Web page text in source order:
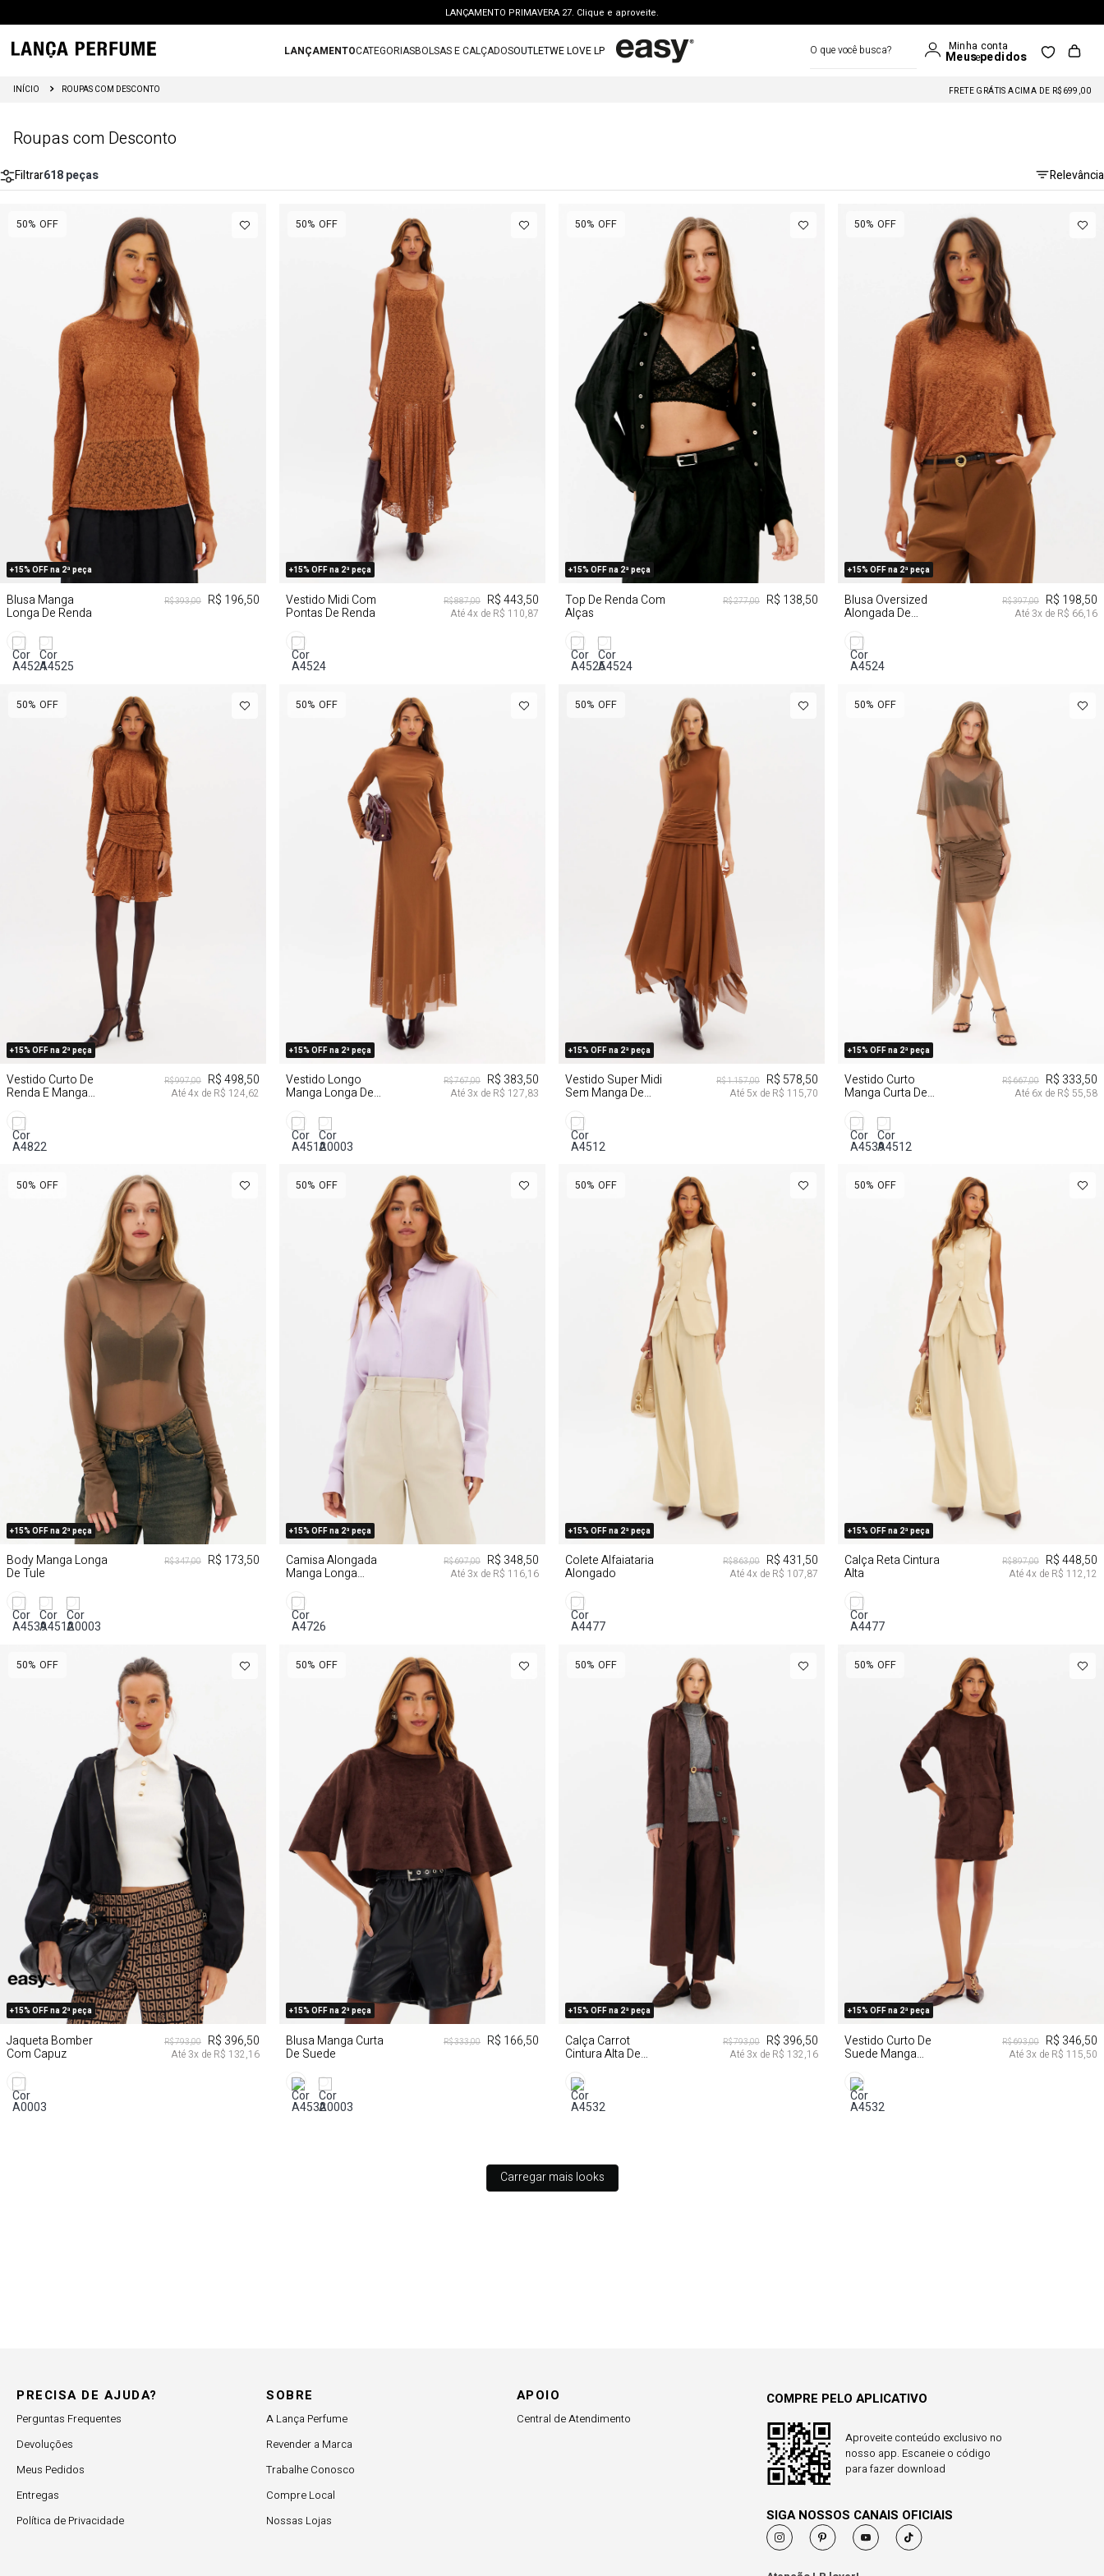
LANÇAMENTO PRIMAVERA 27. Clique e aproveite.
PERSONAL SHOPPER | garanta benefícios exclusivos. CONSULTAR >
FRETE GRÁTIS | a partir de R$ 699. APROVEITAR >
LANÇAMENTOCATEGORIASBOLSAS E CALÇADOSOUTLETWE LOVE LP
ROUPAS COM DESCONTO FRETE GRÁTIS ACIMA DE R$699
Roupas com Desconto
Filtrar618peças Relevância
PP
+15% OFF na 2ª peça
50% OFF
Blusa Manga
Longa De Renda
R$ 393,00 R$ 196,50
P M G
+15% OFF na 2ª peça
50% OFF
Vestido Midi Com
Pontas De Renda
R$ 887,00 R$ 443,50
Até4x de R$ 110,87
PP
+15% OFF na 2ª peça
50% OFF
Top De Renda Com
Alças
R$ 277,00 R$ 138,50
PP
+15% OFF na 2ª peça
50% OFF
Blusa Oversized
Alongada De
R$ 397,00 R$ 198,50
Até 3x de R$ 66,16
PP
+15% OFF na 2ª peça
50% OFF
Vestido Curto De
Renda E Manga
R$ 997,00 R$ 498,50
Até4x de R$ 124,62
PP M G
+15% OFF na 2ª peça
50% OFF
Vestido Longo
Manga Longa De
R$ 767,00 R$ 383,50
Até 3x de R$ 127,83
PP P M
+15% OFF na 2ª peça
50% OFF
Vestido Super Midi
Sem Manga De
R$ 1.157,00 R$ 578,50
Até 5x de R$ 115,70
PP P G
+15% OFF na 2ª peça
50% OFF
Vestido Curto
Manga Curta De
R$ 667,00 R$ 333,50
Até 6x de R$ 55,58
PP P M G
+15% OFF na 2ª peça
50% OFF
Body Manga Longa
De Tule
R$ 347,00 R$ 173,50
P M G
+15% OFF na 2ª peça
50% OFF
Camisa Alongada
Manga Longa
R$ 697,00 R$ 348,50
Até 3x de R$ 116,16
PP P G
+15% OFF na 2ª peça
50% OFF
Colete Alfaiataria
Alongado
R$ 863,00 R$ 431,50
Até4x de R$ 107,87
M G GG
+15% OFF na 2ª peça
50% OFF
Calça Reta Cintura
Alta
R$ 897,00 R$ 448,50
Até4x de R$ 112,12
PP P M G
+15% OFF na 2ª peça
50% OFF
Jaqueta Bomber
Com Capuz
R$ 793,00 R$ 396,50
Até 3x de R$ 132,16
PP P M G
+15% OFF na 2ª peça
50% OFF
Blusa Manga Curta
De Suede
R$ 333,00 R$ 166,50
PP P M
+15% OFF na 2ª peça
50% OFF
Calça Carrot
Cintura Alta De
R$ 793,00 R$ 396,50
Até 3x de R$ 132,16
PP P M
+15% OFF na 2ª peça
50% OFF
Vestido Curto De
Suede Manga
R$ 693,00 R$ 346,50
Até 3x de R$ 115,50
Carregar mais looks
PRECISA DE AJUDA?
Perguntas Frequentes
Devoluções
Meus Pedidos
Entregas
Política de Privacidade
SOBRE
A Lança Perfume
Revender a Marca
Trabalhe Conosco
Compre Local
Nossas Lojas
APOIO
Central de Atendimento
COMPRE PELO APLICATIVO
Aproveite conteúdo exclusivo no
nosso app. Escaneie o código
para fazer download
SIGA NOSSOS CANAIS OFICIAIS
8
9
10